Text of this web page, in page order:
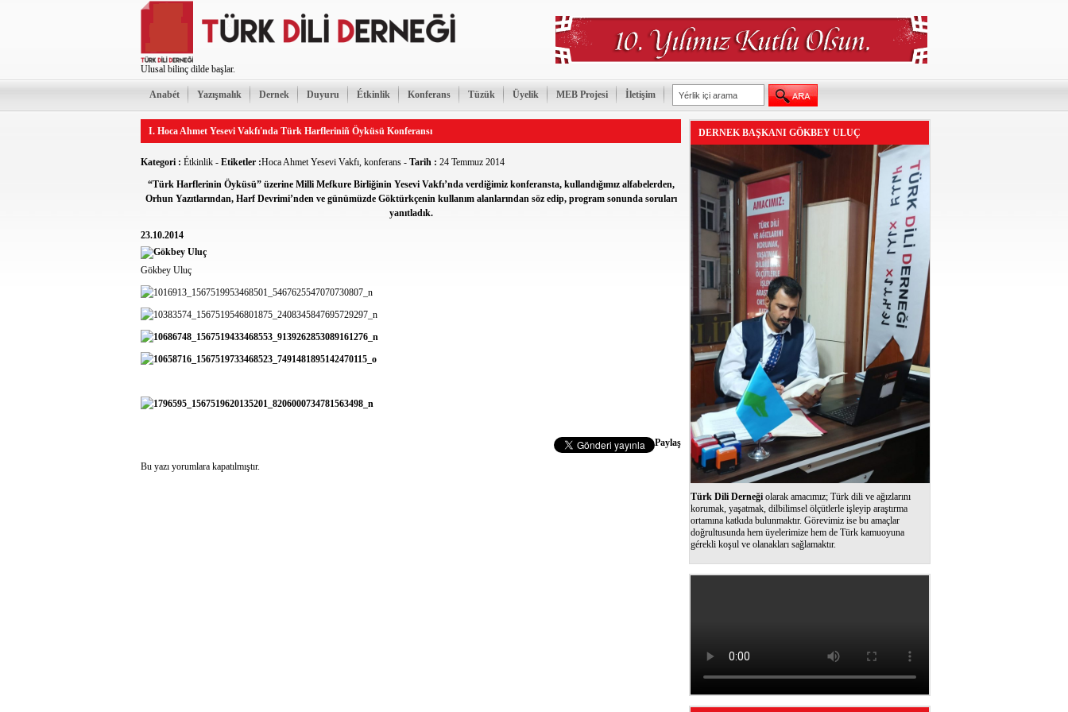
Ulusal bilinç dilde başlar.
Anabét Yazışmalık Dernek Duyuru Étkinlik Konferans Tüzük Üyelik MEB Projesi İletişim
I. Hoca Ahmet Yesevi Vakfı'nda Türk Harfleriniñ Öyküsü Konferansı
Kategori : Étkinlik - Etiketler :Hoca Ahmet Yesevi Vakfı, konferans - Tarih : 24 Temmuz 2014
“Türk Harflerinin Öyküsü” üzerine Milli Mefkure Birliğinin Yesevi Vakfı’nda verdiğimiz konferansta, kullandığımız alfabelerden,
Orhun Yazıtlarından, Harf Devrimi’nden ve günümüzde Göktürkçenin kullanım alanlarından söz edip, program sonunda soruları
yanıtladık.
23.10.2014
Gökbey Uluç
Paylaş
Bu yazı yorumlara kapatılmıştır.
DERNEK BAŞKANI GÖKBEY ULUÇ
Türk Dili Derneği olarak amacımız; Türk dili ve ağızlarını
korumak, yaşatmak, dilbilimsel ölçütlerle işleyip araştırma
ortamına katkıda bulunmaktır. Görevimiz ise bu amaçlar
doğrultusunda hem üyelerimize hem de Türk kamuoyuna
gérekli koşul ve olanakları sağlamaktır.